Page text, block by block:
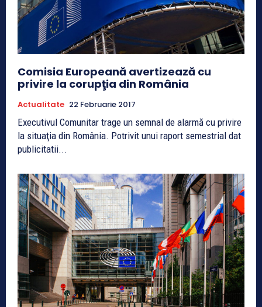
Comisia Europeană avertizează cu
privire la corupţia din România
Actualitate 22 Februarie 2017
Executivul Comunitar trage un semnal de alarmă cu privire
la situaţia din România. Potrivit unui raport semestrial dat
publicitatii...